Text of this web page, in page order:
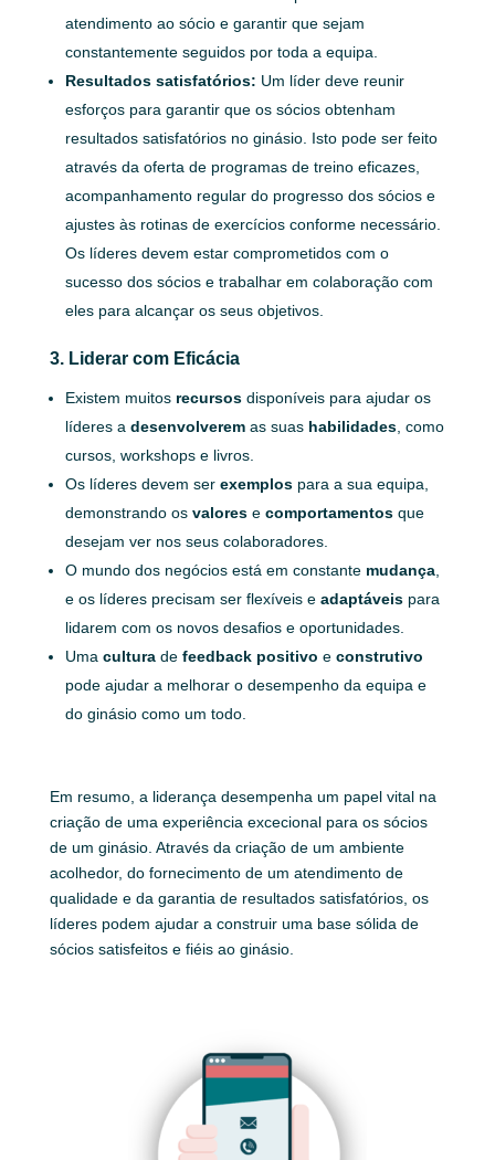
atendimento ao sócio e garantir que sejam
constantemente seguidos por toda a equipa.
Resultados satisfatórios: Um líder deve reunir
esforços para garantir que os sócios obtenham
resultados satisfatórios no ginásio. Isto pode ser feito
através da oferta de programas de treino eficazes,
acompanhamento regular do progresso dos sócios e
ajustes às rotinas de exercícios conforme necessário.
Os líderes devem estar comprometidos com o
sucesso dos sócios e trabalhar em colaboração com
eles para alcançar os seus objetivos.
3. Liderar com Eficácia
Existem muitos recursosdisponíveis para ajudar os
líderes a desenvolveremas suas habilidades, como
cursos, workshops e livros.
Os líderes devem ser exemplospara a sua equipa,
demonstrando os valorese comportamentosque
desejam ver nos seus colaboradores.
O mundo dos negócios está em constante mudança,
e os líderes precisam ser flexíveis e adaptáveispara
lidarem com os novos desafios e oportunidades.
Uma culturade feedback positivo e construtivo
pode ajudar a melhorar o desempenho da equipa e
do ginásio como um todo.
Em resumo, a liderança desempenha um papel vital na
criação de uma experiência excecional para os sócios
de um ginásio. Através da criação de um ambiente
acolhedor, do fornecimento de um atendimento de
qualidade e da garantia de resultados satisfatórios, os
líderes podem ajudar a construir uma base sólida de
sócios satisfeitos e fiéis ao ginásio.